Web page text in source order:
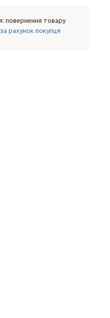
повернення товару
за рахунок покупця